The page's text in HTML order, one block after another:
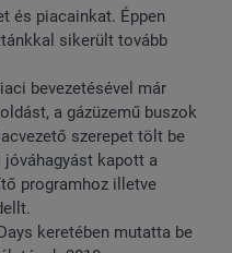
és piacainkat. Éppen
sikerült tovább
bevezetésével már
a gázüzemű buszok
szerepet tölt be
jóváhagyást kapott a
programhoz illetve
keretében mutatta be